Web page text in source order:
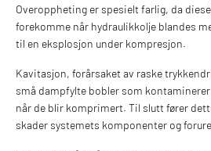
Overoppheting er spesielt farlig, da
forekomme når hydraulikkolje blandes
til en eksplosjon under kompresjon.
Kavitasjon, forårsaket av raske
små dampfylte bobler som
når de blir komprimert. Til slutt fører
skader systemets komponenter og